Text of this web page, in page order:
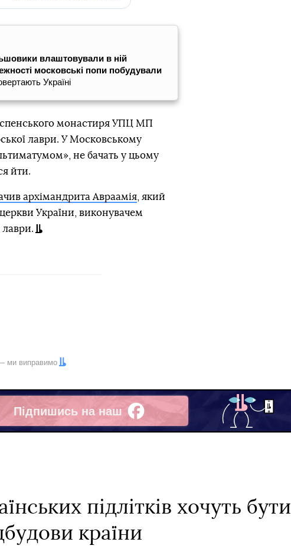
влаштовували в ній
московські попи побудували
Україні
монастиря УПЦ МП
лаври. У Московському
не бачать у цьому
йти.
архімандрита Авраамія, який
України, виконувачем
лаври.
ми виправимо
Підпишись на наш
Facebook
підлітків хочуть бути
країни